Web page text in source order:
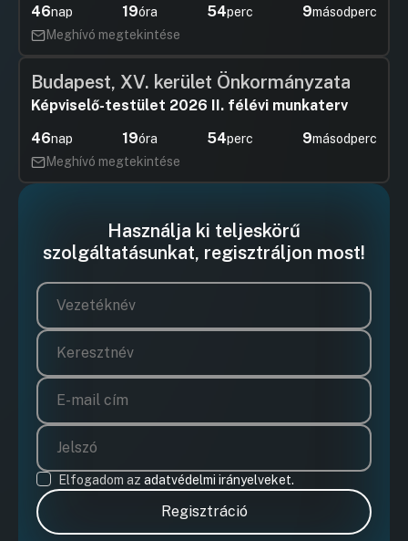
46nap 19óra 54perc 8másodperc
Meghívó megtekintése
Budapest, XV. kerület Önkormányzata
Képviselő-testület 2026 II. félévi munkaterv
46nap 19óra 54perc 8másodperc
Meghívó megtekintése
Használja ki teljeskörű
szolgáltatásunkat, regisztráljon most!
Elfogadom az adatvédelmi irányelveket.
Regisztráció